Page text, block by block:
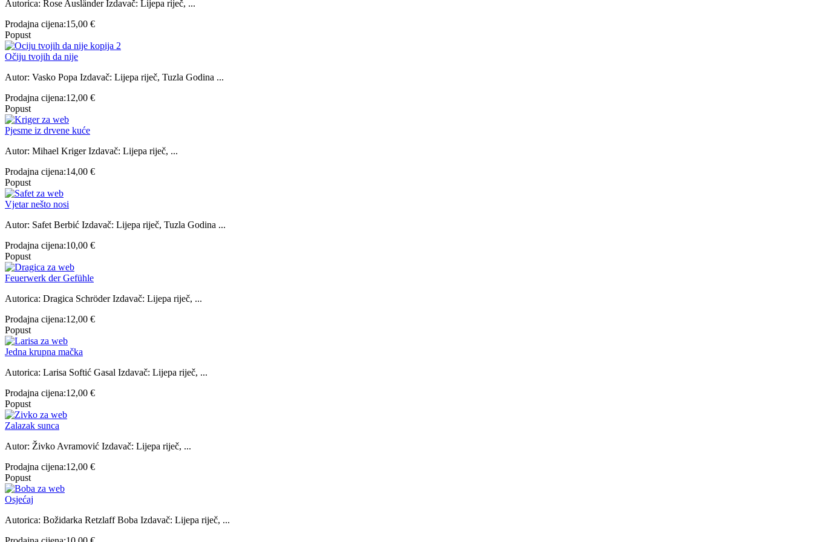
Autorica: Rose Ausländer Izdavač: Lijepa riječ, ...
Prodajna cijena:15,00 €
Popust
Očiju tvojih da nije
Autor: Vasko Popa Izdavač: Lijepa riječ, Tuzla Godina ...
Prodajna cijena:12,00 €
Popust
Pjesme iz drvene kuće
Autor: Mihael Kriger Izdavač: Lijepa riječ, ...
Prodajna cijena:14,00 €
Popust
Vjetar nešto nosi
Autor: Safet Berbić Izdavač: Lijepa riječ, Tuzla Godina ...
Prodajna cijena:10,00 €
Popust
Feuerwerk der Gefühle
Autorica: Dragica Schröder Izdavač: Lijepa riječ, ...
Prodajna cijena:12,00 €
Popust
Jedna krupna mačka
Autorica: Larisa Softić Gasal Izdavač: Lijepa riječ, ...
Prodajna cijena:12,00 €
Popust
Zalazak sunca
Autor: Živko Avramović Izdavač: Lijepa riječ, ...
Prodajna cijena:12,00 €
Popust
Osjećaj
Autorica: Božidarka Retzlaff Boba Izdavač: Lijepa riječ, ...